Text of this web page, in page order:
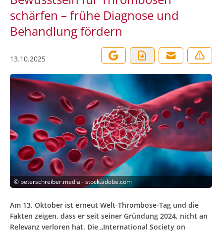
schärfen – frühe Diagnose und
Behandlung fördern
13.10.2025
© peterschreiber.media - stock.adobe.com
Am 13. Oktober ist erneut Welt-Thrombose-Tag und die
Fakten zeigen, dass er seit seiner Gründung 2024, nicht an
Relevanz verloren hat. Die „International Society on